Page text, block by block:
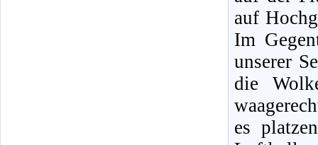
auf
Im
unserer
die
es